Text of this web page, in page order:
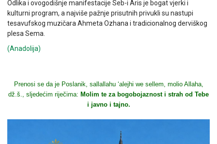
Odlika i ovogodišnje manifestacije Seb-i Aris je bogat vjerki i
kulturni program, a najviše pažnje prisutnih privukli su nastupi
tesavufskog muzičara Ahmeta Ozhana i tradicionalnog derviškog
plesa Sema.
(Anadolija)
Prenosi se da je Poslanik, sallallahu ‘alejhi we sellem, molio Allaha,
dž.š., sljedećim riječima: Molim te za bogobojaznost i strah od Tebe
i javno i tajno.